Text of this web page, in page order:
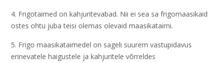
4. Frigotaimed on kahjuritevabad. Nii ei sea sa frigomaasikaid
ostes ohtu juba teisi olemas olevaid maasikataimi.
5. Frigo maasikataimedel on sageli suurem vastupidavus
erinevatele haigustele ja kahjuritele võrreldes